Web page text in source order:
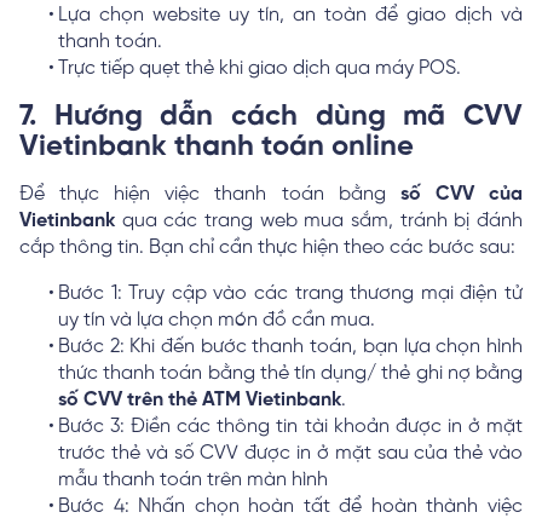
Lựa chọn website uy tín, an toàn để giao dịch và
thanh toán.
Trực tiếp quẹt thẻ khi giao dịch qua máy POS.
7. Hướng dẫn cách dùng mã CVV
Vietinbank thanh toán online
Để thực hiện việc thanh toán bằng số CVV của
Vietinbank qua các trang web mua sắm, tránh bị đánh
cắp thông tin. Bạn chỉ cần thực hiện theo các bước sau:
Bước 1: Truy cập vào các trang thương mại điện tử
uy tín và lựa chọn món đồ cần mua.
Bước 2: Khi đến bước thanh toán, bạn lựa chọn hình
thức thanh toán bằng thẻ tín dụng/ thẻ ghi nợ bằng
số CVV trên thẻ ATM Vietinbank.
Bước 3: Điền các thông tin tài khoản được in ở mặt
trước thẻ và số CVV được in ở mặt sau của thẻ vào
mẫu thanh toán trên màn hình
Bước 4: Nhấn chọn hoàn tất để hoàn thành việc